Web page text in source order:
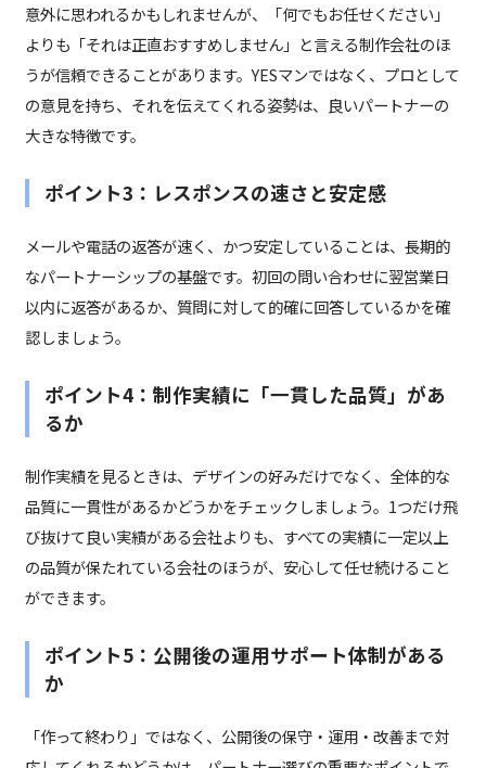
意外に思われるかもしれませんが、「何でもお任せください」
よりも「それは正直おすすめしません」と言える制作会社のほ
うが信頼できることがあります。YESマンではなく、プロとして
の意見を持ち、それを伝えてくれる姿勢は、良いパートナーの
大きな特徴です。
ポイント3：レスポンスの速さと安定感
メールや電話の返答が速く、かつ安定していることは、長期的
なパートナーシップの基盤です。初回の問い合わせに翌営業日
以内に返答があるか、質問に対して的確に回答しているかを確
認しましょう。
ポイント4：制作実績に「一貫した品質」があ
るか
制作実績を見るときは、デザインの好みだけでなく、全体的な
品質に一貫性があるかどうかをチェックしましょう。1つだけ飛
び抜けて良い実績がある会社よりも、すべての実績に一定以上
の品質が保たれている会社のほうが、安心して任せ続けること
ができます。
ポイント5：公開後の運用サポート体制がある
か
「作って終わり」ではなく、公開後の保守・運用・改善まで対